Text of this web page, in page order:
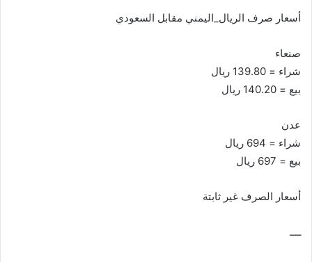
أسعار صرف الريال_اليمني مقابل السعودي
صنعاء
شراء = 139.80 ريال
بيع = 140.20 ريال
عدن
شراء = 694 ريال
بيع = 697 ريال
أسعار الصرف غير ثابتة
ــــ